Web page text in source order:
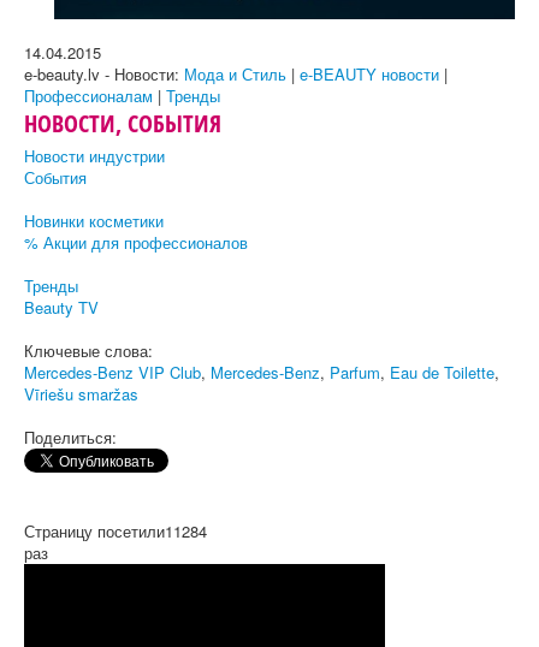
14.04.2015
e-beauty.lv - Новости: Мода и Стиль | e-BEAUTY новости |
Профессионалам | Тренды
НОВОСТИ, СОБЫТИЯ
Новости индустрии
События
Новинки косметики
% Акции для профессионалов
Тренды
Beauty TV
Ключевые слова:
Mercedes-Benz VIP Club, Mercedes-Benz, Parfum, Eau de Toilette,
Vīriešu smaržas
Поделиться:
Страницу посетили11284
раз